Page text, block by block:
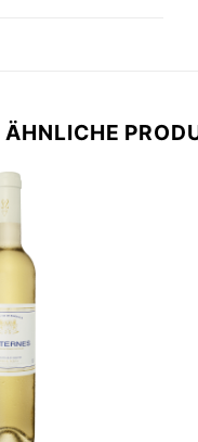
ÄHNLICHE